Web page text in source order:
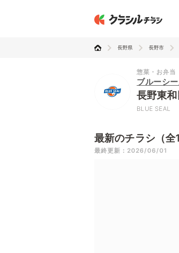
長野県 長野市
惣菜・お弁当
ブルーシ
長野東
BLUE SEAL
最新のチラシ（全1
最終更新：2026/06/01